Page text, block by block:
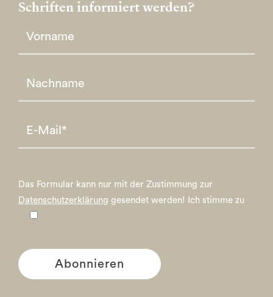
Schriften informiert werden?
Das Formular kann nur mit der Zustimmung zur
Datenschutzerklärung gesendet werden! Ich stimme zu